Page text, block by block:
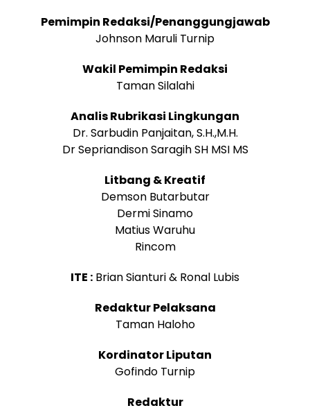
Pemimpin Redaksi/Penanggungjawab
Johnson Maruli Turnip
Wakil Pemimpin Redaksi
Taman Silalahi
Analis Rubrikasi Lingkungan
Dr. Sarbudin Panjaitan, S.H.,M.H.
Dr Sepriandison Saragih SH MSI MS
Litbang & Kreatif
Demson Butarbutar
Dermi Sinamo
Matius Waruhu
Rincom
ITE : Brian Sianturi & Ronal Lubis
Redaktur Pelaksana
Taman Haloho
Kordinator Liputan
Gofindo Turnip
Redaktur